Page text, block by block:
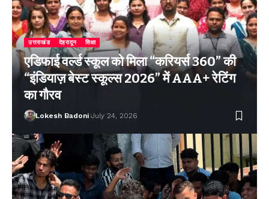
उत्तराखंड देहरादून शिक्षा
एडिफाई वर्ल्ड स्कूल को मिला “करियर्स 360” की
“इंडियाज़ बेस्ट स्कूल्स 2026” में AAA+ रेटिंग
का गौरव
Lokesh Badoni July 24, 2026